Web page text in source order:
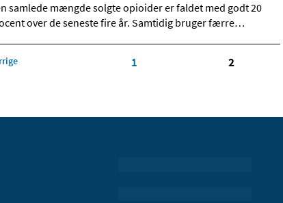
samlede mængde solgte opioider er faldet med godt 20
over de seneste fire år. Samtidig bruger færre…
1 2